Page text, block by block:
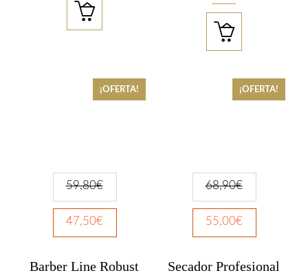


¡OFERTA!
59,80€
47,50€
Barber Line Robust
¡OFERTA!
68,90€
55,00€
Secador Profesional